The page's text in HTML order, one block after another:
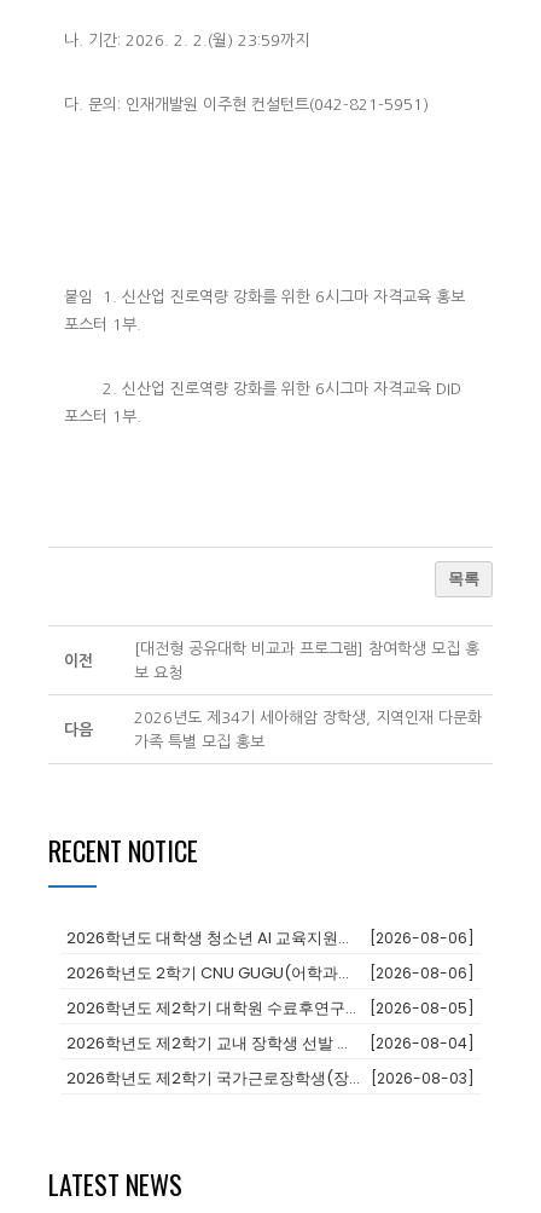
나. 기간: 2026. 2. 2.(월) 23:59까지
다. 문의: 인재개발원 이주현 컨설턴트(042-821-5951)
붙임 1. 신산업 진로역량 강화를 위한 6시그마 자격교육 홍보
포스터 1부.
2. 신산업 진로역량 강화를 위한 6시그마 자격교육 DID
포스터 1부.
목록
이전
[대전형 공유대학 비교과 프로그램] 참여학생 모집 홍
보 요청
다음
2026년도 제34기 세아해암 장학생, 지역인재 다문화
가족 특별 모집 홍보
RECENT NOTICE
2026학년도 대학생 청소년 AI 교육지원사업 장학생 [2026-08-06]
2026학년도 2학기 CNU GUGU(어학과정 및 단기연수)프로그램 참가... [2026-08-06]
2026학년도 제2학기 대학원 수료후연구생 등록 안내 [2026-08-05]
2026학년도 제2학기 교내 장학생 선발 안내 [2026-08-04]
2026학년도 제2학기 국가근로장학생(장애대학생 봉사유형) 모집 안내 [2026-08-03]
LATEST NEWS